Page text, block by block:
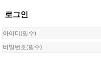
로그인